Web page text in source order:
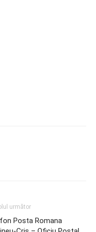
următor
Posta Romana